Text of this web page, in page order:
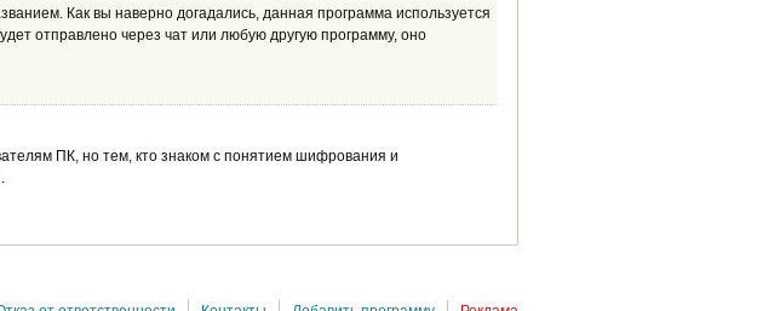
Как вы наверно догадались, данная программа используется
отправлено через чат или любую другую программу, оно
ПК, но тем, кто знаком с понятием шифрования и